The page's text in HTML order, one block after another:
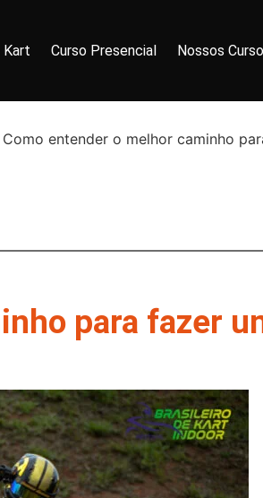
Kart Curso Presencial Nossos
Como entender o melhor caminho
para fazer